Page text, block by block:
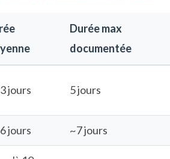
Durée max
documentée
jours 5 jours
jours ~7 jours